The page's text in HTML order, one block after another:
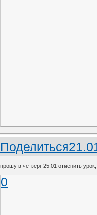
Поделиться
прошу в четверг 25.01 отменить
0